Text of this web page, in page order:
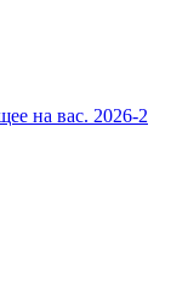
на вас. 2026-2